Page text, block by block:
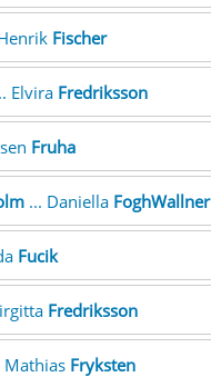
Fischer
Elvira Fredriksson
Fruha
... Daniella FoghWallner
Fucik
Fredriksson
Fryksten